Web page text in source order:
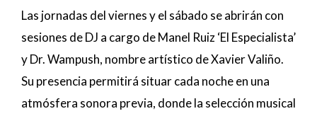
Las jornadas del viernes y el sábado se abrirán con
sesiones de DJ a cargo de Manel Ruiz ‘El Especialista’
y Dr. Wampush, nombre artístico de Xavier Valiño.
Su presencia permitirá situar cada noche en una
atmósfera sonora previa, donde la selección musical